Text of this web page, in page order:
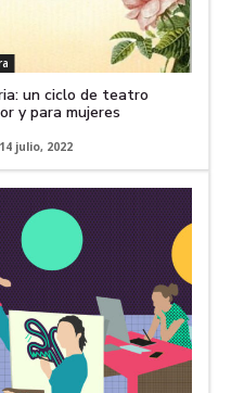
un ciclo de teatro
y para mujeres
14 julio, 2022